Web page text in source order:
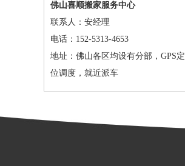
佛山喜顺搬家服务中心
联系人：安经理
电话：152-5313-4653
地址：佛山各区均设有分部，GPS定
位调度，就近派车